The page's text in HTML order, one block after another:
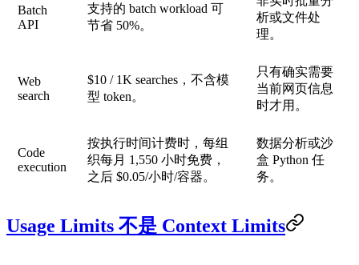
Batch
API
支持的 batch workload 可
节省 50%。
析或文件处
理。
Web
search
$10 / 1K searches，不含模
型 token。
只有确实需要
当前网页信息
时才用。
Code
execution
按执行时间计费时，每组
织每月 1,550 小时免费，
之后 $0.05/小时/容器。
数据分析或沙
盒 Python 任
务。
Usage Limits 不是 Context Limits